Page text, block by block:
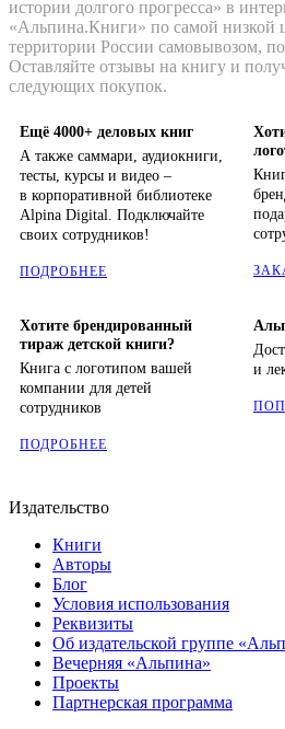
истории долгого прогресса» в
«Альпина.Книги» по самой низкой
территории России самовывозом,
Оставляйте отзывы на книгу и
следующих покупок.
Ещё 4000+ деловых книг
А также саммари, аудиокниги,
тесты, курсы и видео –
в корпоративной библиотеке
Alpina Digital. Подключайте
своих сотрудников!
ПОДРОБНЕЕ
Хотите брендированный
тираж детской книги?
Книга с логотипом вашей
компании для детей
сотрудников
ПОДРОБНЕЕ
и
Издательство
Книги
Авторы
Блог
Условия использования
Реквизиты
Об издательской группе
Вечерняя «Альпина»
Проекты
Партнерская программа